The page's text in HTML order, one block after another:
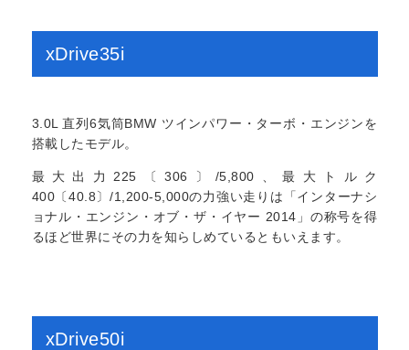
xDrive35i
3.0L 直列6気筒BMW ツインパワー・ターボ・エンジンを
搭載したモデル。
最大出力225〔306〕/5,800、最大トルク
400〔40.8〕/1,200-5,000の力強い走りは「インターナシ
ョナル・エンジン・オブ・ザ・イヤー 2014」の称号を得
るほど世界にその力を知らしめているともいえます。
xDrive50i